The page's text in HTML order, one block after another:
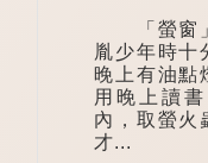
「螢窗」
胤少年時十
晚上有油點
用晚上讀
內，取螢火
才...